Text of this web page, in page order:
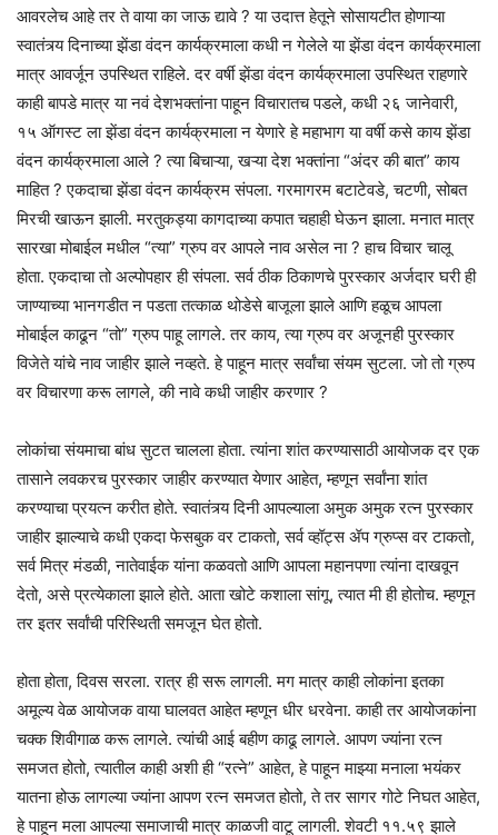
आवरलेच आहे तर ते वाया का जाऊ द्यावे ? या उदात्त हेतूने सोसायटीत होणाऱ्या
स्वातंत्र्य दिनाच्या झेंडा वंदन कार्यक्रमाला कधी न गेलेले या झेंडा वंदन कार्यक्रमाला
मात्र आवर्जून उपस्थित राहिले. दर वर्षी झेंडा वंदन कार्यक्रमाला उपस्थित राहणारे
काही बापडे मात्र या नवं देशभक्तांना पाहून विचारातच पडले, कधी २६ जानेवारी,
१५ ऑगस्ट ला झेंडा वंदन कार्यक्रमाला न येणारे हे महाभाग या वर्षी कसे काय झेंडा
वंदन कार्यक्रमाला आले ? त्या बिचाऱ्या, खऱ्या देश भक्तांना “अंदर की बात” काय
माहित ? एकदाचा झेंडा वंदन कार्यक्रम संपला. गरमागरम बटाटेवडे, चटणी, सोबत
मिरची खाऊन झाली. मरतुकड्या कागदाच्या कपात चहाही घेऊन झाला. मनात मात्र
सारखा मोबाईल मधील “त्या” ग्रुप वर आपले नाव असेल ना ? हाच विचार चालू
होता. एकदाचा तो अल्पोपहार ही संपला. सर्व ठीक ठिकाणचे पुरस्कार अर्जदार घरी ही
जाण्याच्या भानगडीत न पडता तत्काळ थोडेसे बाजूला झाले आणि हळूच आपला
मोबाईल काढून “तो” ग्रुप पाहू लागले. तर काय, त्या ग्रुप वर अजूनही पुरस्कार
विजेते यांचे नाव जाहीर झाले नव्हते. हे पाहून मात्र सर्वांचा संयम सुटला. जो तो ग्रुप
वर विचारणा करू लागले, की नावे कधी जाहीर करणार ?
लोकांचा संयमाचा बांध सुटत चालला होता. त्यांना शांत करण्यासाठी आयोजक दर एक
तासाने लवकरच पुरस्कार जाहीर करण्यात येणार आहेत, म्हणून सर्वांना शांत
करण्याचा प्रयत्न करीत होते. स्वातंत्र्य दिनी आपल्याला अमुक अमुक रत्न पुरस्कार
जाहीर झाल्याचे कधी एकदा फेसबुक वर टाकतो, सर्व व्हॉट्स ॲप ग्रुप्स वर टाकतो,
सर्व मित्र मंडळी, नातेवाईक यांना कळवतो आणि आपला महानपणा त्यांना दाखवून
देतो, असे प्रत्येकाला झाले होते. आता खोटे कशाला सांगू, त्यात मी ही होतोच. म्हणून
तर इतर सर्वांची परिस्थिती समजून घेत होतो.
होता होता, दिवस सरला. रात्र ही सरू लागली. मग मात्र काही लोकांना इतका
अमूल्य वेळ आयोजक वाया घालवत आहेत म्हणून धीर धरवेना. काही तर आयोजकांना
चक्क शिवीगाळ करू लागले. त्यांची आई बहीण काढू लागले. आपण ज्यांना रत्न
समजत होतो, त्यातील काही अशी ही “रत्ने” आहेत, हे पाहून माझ्या मनाला भयंकर
यातना होऊ लागल्या ज्यांना आपण रत्न समजत होतो, ते तर सागर गोटे निघत आहेत,
हे पाहून मला आपल्या समाजाची मात्र काळजी वाटू लागली. शेवटी ११.५९ झाले